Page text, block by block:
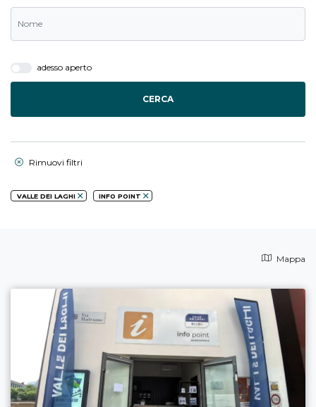
adesso aperto
CERCA
Rimuovi filtri
VALLE DEI LAGHI INFO POINT
Mappa